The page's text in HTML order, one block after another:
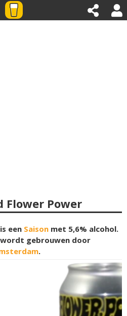
Flower Power
een Saison met 5,6% alcohol.
wordt gebrouwen door
.